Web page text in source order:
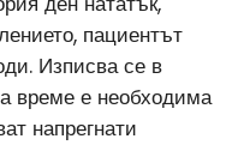
пациентът
Изписва се в
време е необходима
напрегнати